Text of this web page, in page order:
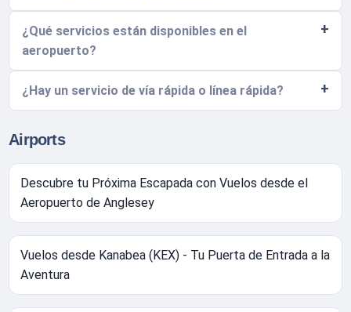
¿Qué servicios están disponibles en el
aeropuerto?
¿Hay un servicio de vía rápida o línea rápida?
Airports
Descubre tu Próxima Escapada con Vuelos desde el
Aeropuerto de Anglesey
Vuelos desde Kanabea (KEX) - Tu Puerta de Entrada a la
Aventura